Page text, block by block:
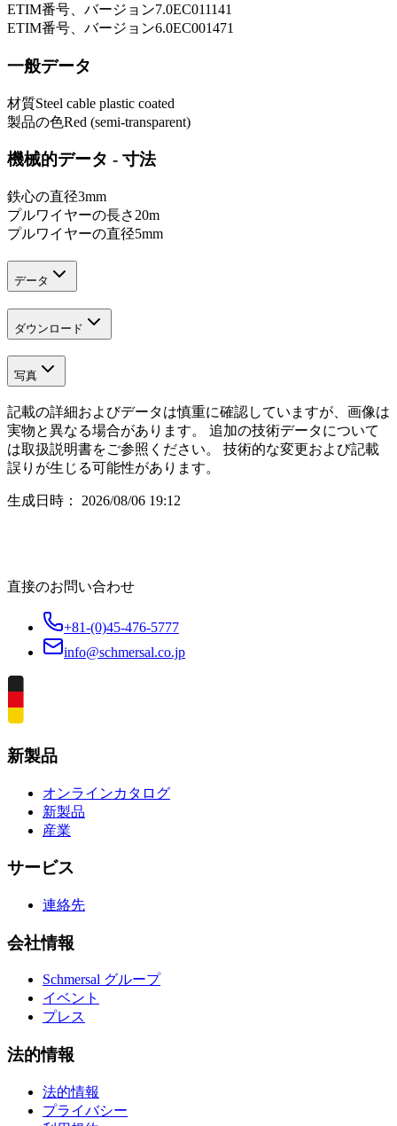
ETIM番号、バージョン7.0EC011141
ETIM番号、バージョン6.0EC001471
一般データ
材質Steel cable plastic coated
製品の色Red (semi-transparent)
機械的データ - 寸法
鉄心の直径3mm
プルワイヤーの長さ 20m
プルワイヤーの直径5mm
データ
ダウンロード
写真
記載の詳細およびデータは慎重に確認していますが、画像は
実物と異なる場合があります。 追加の技術データについて
は取扱説明書をご参照ください。 技術的な変更および記載
誤りが生じる可能性があります。
生成日時： 2026/08/06 19:12
直接のお問い合わせ
+81-(0)45-476-5777
info@schmersal.co.jp
新製品
オンラインカタログ
新製品
産業
サービス
連絡先
会社情報
Schmersal グループ
イベント
プレス
法的情報
法的情報
プライバシー